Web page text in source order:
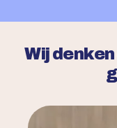
Wij